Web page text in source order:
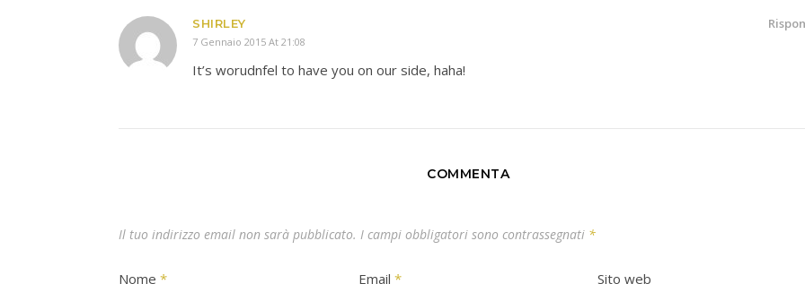
SHIRLEY
7 Gennaio 2015 At 21:08
It’s worudnfel to have you on our side, haha!
COMMENTA
Il tuo indirizzo email non sarà pubblicato. I campi obbligatori sono contrassegnati *
Nome * Email * Sito web